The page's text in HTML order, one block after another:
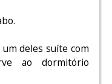
deles suíte com
ao dormitório